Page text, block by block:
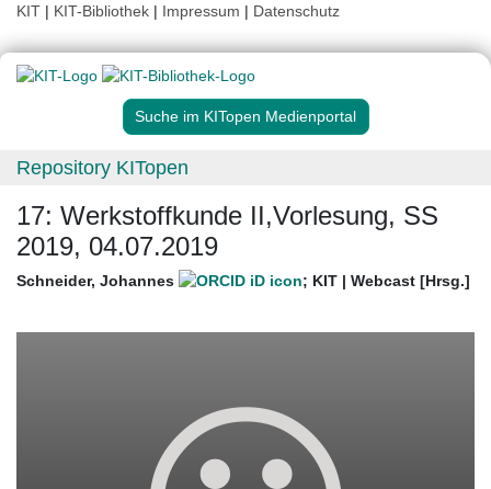
KIT | KIT-Bibliothek | Impressum | Datenschutz
Suche im KITopen Medienportal
Repository KITopen
17: Werkstoffkunde II,Vorlesung, SS
2019, 04.07.2019
Schneider, Johannes ; KIT | Webcast [Hrsg.]